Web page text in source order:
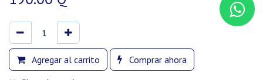
Agregar al carrito
Comprar ahora